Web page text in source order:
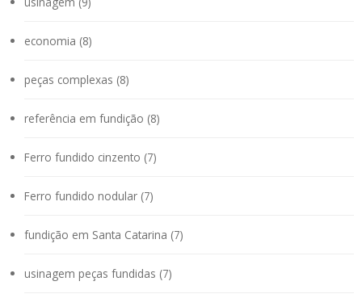
economia (8)
peças complexas (8)
referência em fundição (8)
Ferro fundido cinzento (7)
Ferro fundido nodular (7)
fundição em Santa Catarina (7)
usinagem peças fundidas (7)